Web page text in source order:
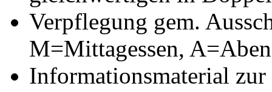
Verpflegung gem.
M=Mittagessen,
Informationsmaterial zur